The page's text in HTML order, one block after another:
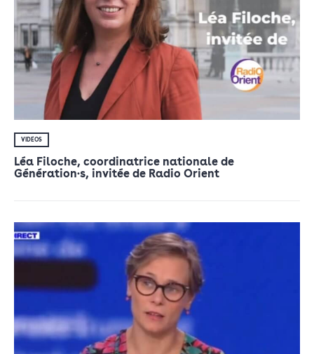
VIDÉOS
Léa Filoche, coordinatrice nationale de
Génération·s, invitée de Radio Orient